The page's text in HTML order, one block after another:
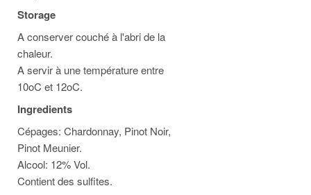
Storage
A conserver couché à l'abri de la
chaleur.
A servir à une température entre
10oC et 12oC.
Ingredients
Cépages: Chardonnay, Pinot Noir,
Pinot Meunier.
Alcool: 12% Vol.
Contient des sulfites.